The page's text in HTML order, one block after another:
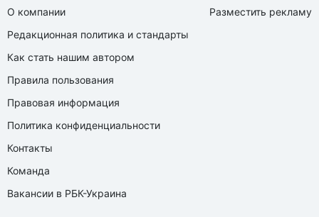
О компании
Редакционная политика и стандарты
Как стать нашим автором
Правила пользования
Правовая информация
Политика конфиденциальности
Контакты
Команда
Вакансии в РБК-Украина
Разместить рекламу